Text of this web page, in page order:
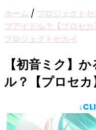
ホーム / プロジェクトセ
プアイドル？【プロセカ
プロジェクトセカイ
【初音ミク】
ル？【プロセカ